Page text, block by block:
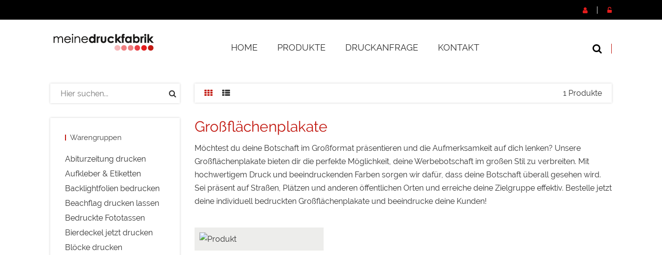
HOME PRODUKTE DRUCKANFRAGE KONTAKT
Warengruppen
Abiturzeitung drucken
Aufkleber & Etiketten
Backlightfolien bedrucken
Beachflag drucken lassen
Bedruckte Fototassen
Bierdeckel jetzt drucken
Blöcke drucken
1 Produkte
Großflächenplakate
Möchtest du deine Botschaft im Großformat präsentieren und die Aufmerksamkeit auf dich lenken? Unsere
Großflächenplakate bieten dir die perfekte Möglichkeit, deine Werbebotschaft im großen Stil zu verbreiten. Mit
hochwertigem Druck und beeindruckenden Farben sorgen wir dafür, dass deine Botschaft überall gesehen wird.
Sei präsent auf Straßen, Plätzen und anderen öffentlichen Orten und erreiche deine Zielgruppe effektiv. Bestelle jetzt
deine individuell bedruckten Großflächenplakate und beeindrucke deine Kunden!